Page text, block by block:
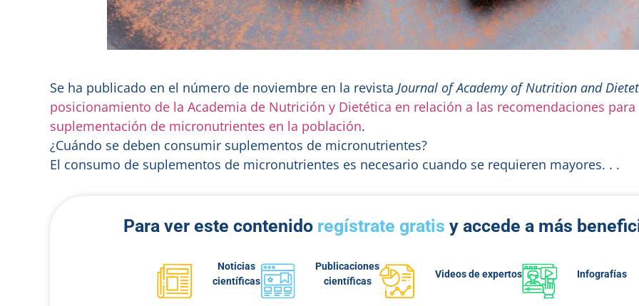
Se ha publicado en el número de noviembre en la revista Journal of Academy of Nutrition and
posicionamiento de la Academia de Nutrición y Dietética en relación a las recomendaciones para
suplementación de micronutrientes en la población.
¿Cuándo se deben consumir suplementos de micronutrientes?
El consumo de suplementos de micronutrientes es necesario cuando se requieren mayores. . .
Para ver este contenido regístrate gratis y accede a más
Noticias
científicas
Publicaciones
científicas
Videos de expertos Infografías